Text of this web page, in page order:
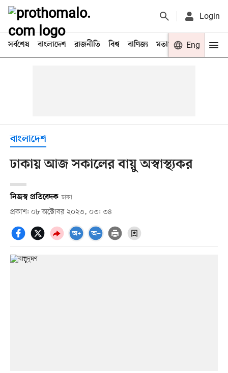
Login
সর্বশেষ বাংলাদেশ রাজনীতি বিশ্ব বাণিজ্য মতামত খেলা
Eng
বাংলাদেশ
ঢাকায় আজ সকালের বায়ু অস্বাস্থ্যকর
নিজস্ব প্রতিবেদক ঢাকা
প্রকাশ: ০৮ অক্টোবর ২০২৩, ০৩: ৩৪